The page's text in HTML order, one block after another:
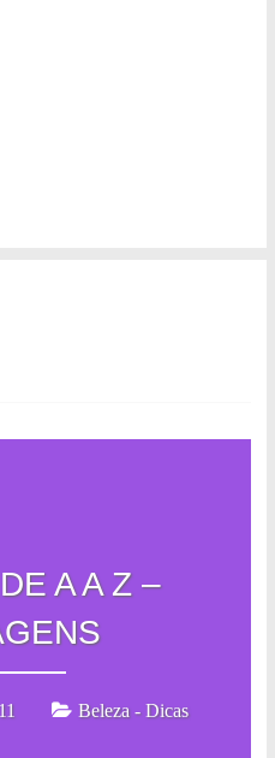
A A Z –
Beleza - Dicas